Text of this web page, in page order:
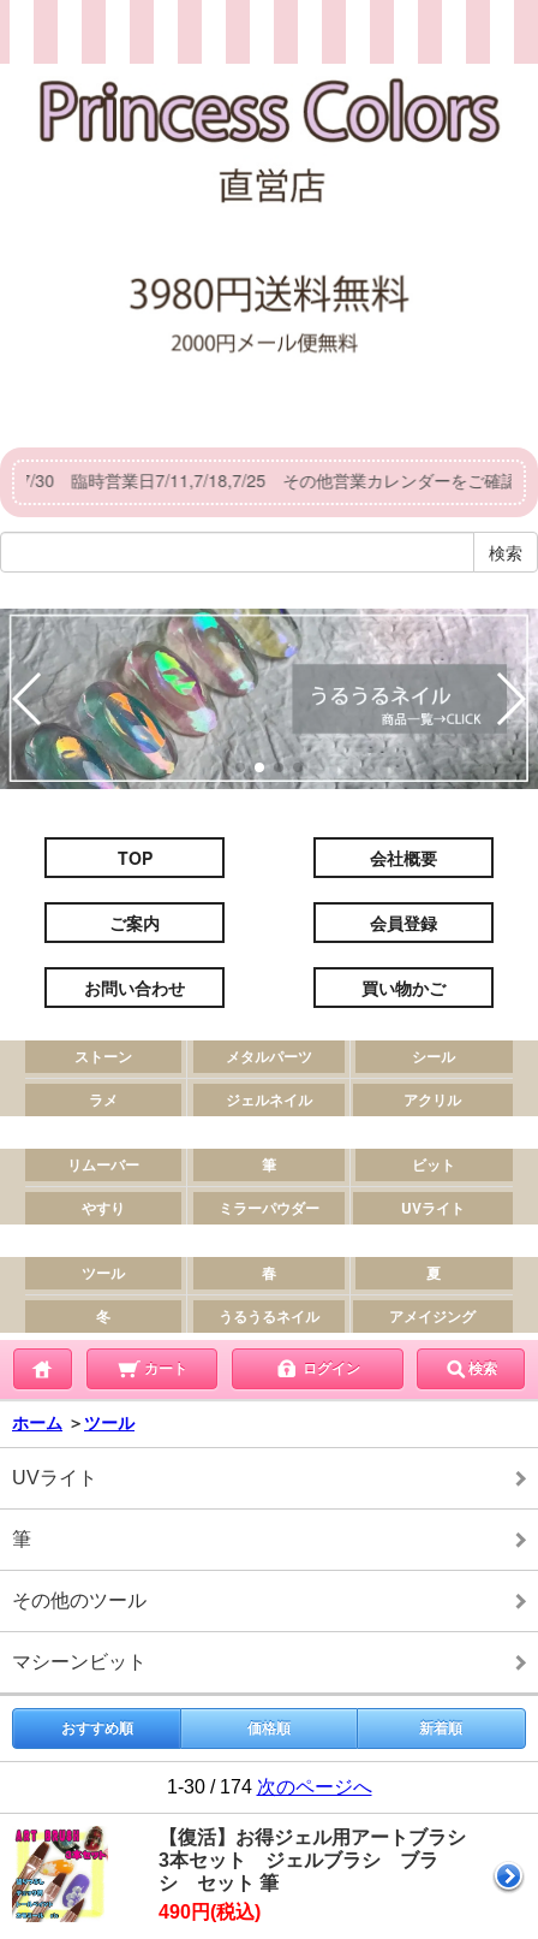
カート ログイン 検索
ホーム ＞ ツール
UVライト
筆
その他のツール
マシーンビット
おすすめ順 価格順 新着順
1-30 / 174 次のページへ
【復活】お得ジェル用アートブラシ
3本セット ジェルブラシ ブラ
シ セット 筆
490円(税込)